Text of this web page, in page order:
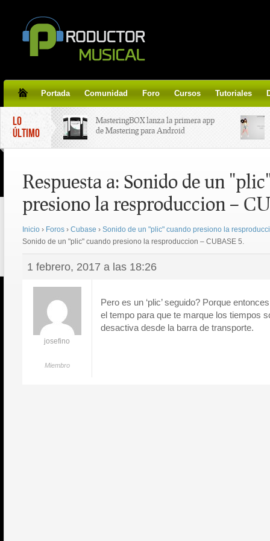
Portada Comunidad Foro Cursos Tutoriales
LO
ÚLTIMO
MasteringBOX lanza la primera app
de Mastering para Android
line gratis!
Korg lanza SDD-3000, el nuevo
Respuesta a: Sonido de un
presiono la resproduccion –
Inicio › Foros › Cubase › Sonido de un "plic" cuando presiono la
Sonido de un "plic" cuando presiono la resproduccion – CUBASE 5.
1 febrero, 2017 a las 18:26
josefino
Miembro
Pero es un ‘plic’ seguido? Porque
el tempo para que te marque los tiempos
desactiva desde la barra de transporte.